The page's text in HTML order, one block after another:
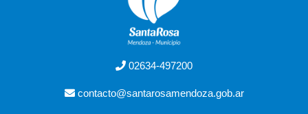
02634-497200
contacto@santarosamendoza.gob.ar